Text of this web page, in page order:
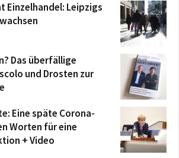
Einzelhandel: Leipzigs
Das überfällige
und Drosten zur
Eine späte Corona-
Worten für eine
+ Video